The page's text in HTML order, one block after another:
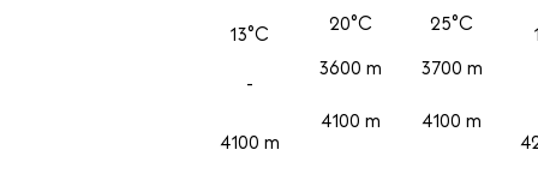
13°C
-
4100 m
20°C
3600 m
4100 m
25°C
3700 m
4100 m